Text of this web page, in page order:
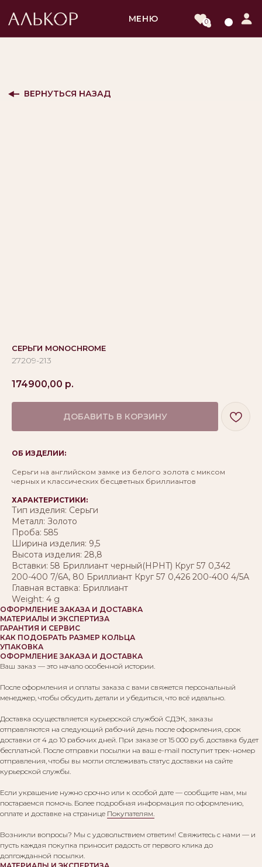
0
СЕРЬГИ MONOCHROME
27209-213
174900,00 р.
ДОБАВИТЬ В КОРЗИНУ
ОБ ИЗДЕЛИИ:
Серьги на английском замке из белого золота с миксом
черных и классических бесцветных бриллиантов
ХАРАКТЕРИСТИКИ:
Тип изделия: Серьги
Металл: Золото
Проба: 585
Ширина изделия: 9,5
Высота изделия: 28,8
Вставки: 58 Бриллиант черный(HPHT) Круг 57 0,342
200-400 7/6А, 80 Бриллиант Круг 57 0,426 200-400 4/5А
Главная вставка: Бриллиант
Weight: 4 g
ОФОРМЛЕНИЕ ЗАКАЗА И ДОСТАВКА
МАТЕРИАЛЫ И ЭКСПЕРТИЗА
ГАРАНТИЯ И СЕРВИС
КАК ПОДОБРАТЬ РАЗМЕР КОЛЬЦА
УПАКОВКА
ОФОРМЛЕНИЕ ЗАКАЗА И ДОСТАВКА
Ваш заказ — это начало особенной истории.
После оформления и оплаты заказа с вами свяжется персональный
менеджер, чтобы обсудить детали и убедиться, что всё идеально.
Доставка осуществляется курьерской службой СДЭК, заказы
отправляются на следующий рабочий день после оформления, срок
доставки от 4 до 10 рабочих дней. При заказе от 15 000 руб. доставка будет
бесплатной. После отправки посылки на ваш e-mail поступит трек-номер
отправления, чтобы вы могли отслеживать статус доставки на сайте
курьерской службы.
Если украшение нужно срочно или к особой дате — сообщите нам, мы
постараемся помочь. Более подробная информация по оформлению,
оплате и доставке на странице Покупателям.
Возникли вопросы? Мы с удовольствием ответим! Свяжитесь с нами — и
пусть каждая покупка приносит радость от первого клика до
долгожданной посылки.